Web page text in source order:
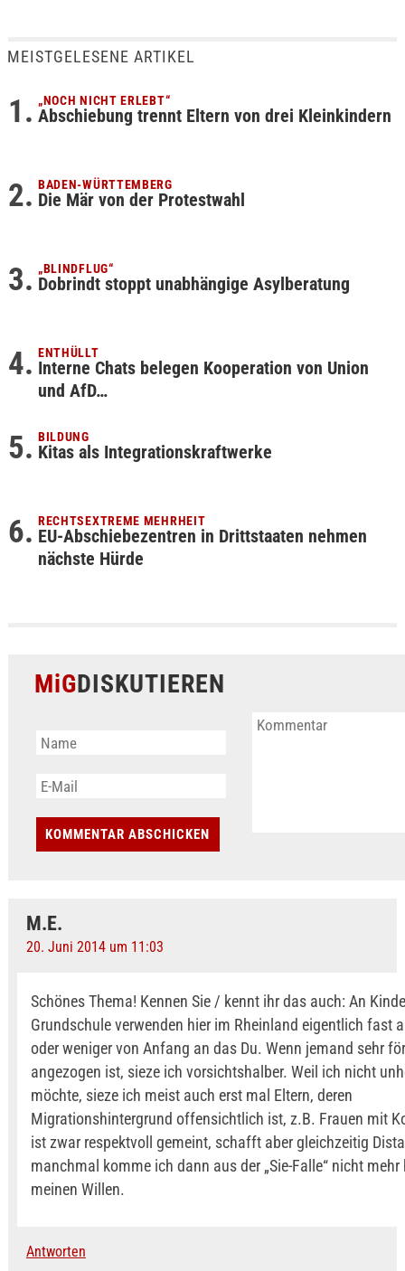
MEISTGELESENE ARTIKEL
„NOCH NICHT ERLEBT“
Abschiebung trennt Eltern von drei Kleinkindern
BADEN-WÜRTTEMBERG
Die Mär von der Protestwahl
„BLINDFLUG“
Dobrindt stoppt unabhängige Asylberatung
ENTHÜLLT
Interne Chats belegen Kooperation von Union
und AfD…
BILDUNG
Kitas als Integrationskraftwerke
RECHTSEXTREME MEHRHEIT
EU-Abschiebezentren in Drittstaaten nehmen
nächste Hürde
MiGDISKUTIEREN
M.E.
20. Juni 2014 um 11:03
Schönes Thema! Kennen Sie / kennt ihr das auch: An
Grundschule verwenden hier im Rheinland eigentlich fast
oder weniger von Anfang an das Du. Wenn jemand sehr
angezogen ist, sieze ich vorsichtshalber. Weil ich nicht
möchte, sieze ich meist auch erst mal Eltern, deren
Migrationshintergrund offensichtlich ist, z.B. Frauen mit
ist zwar respektvoll gemeint, schafft aber gleichzeitig
manchmal komme ich dann aus der „Sie-Falle“ nicht mehr
meinen Willen.
Antworten